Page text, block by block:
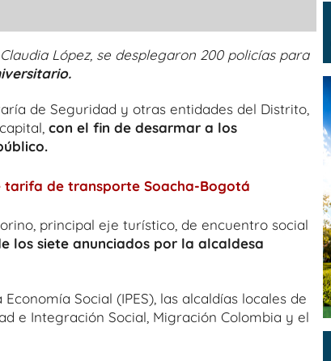
López, se desplegaron 200 policías para
de Seguridad y otras entidades del Distrito,
con el fin de desarmar a los
tarifa de transporte Soacha-Bogotá
principal eje turístico, de encuentro social
los siete anunciados por la alcaldesa
Social (IPES), las alcaldías locales de
e Integración Social, Migración Colombia y el